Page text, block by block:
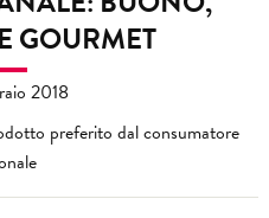
GOURMET
2018
preferito dal consumatore